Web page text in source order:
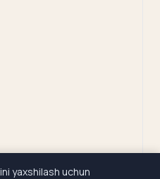
yaxshilash uchun